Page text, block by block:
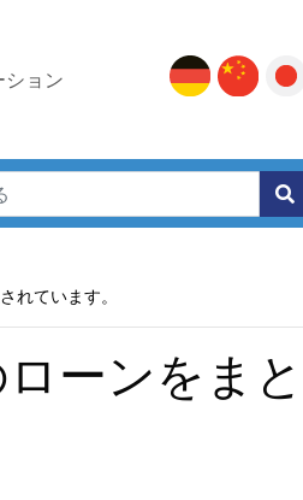
ション
れています。
ーンをま